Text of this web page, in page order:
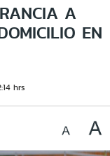
A
EN
hrs